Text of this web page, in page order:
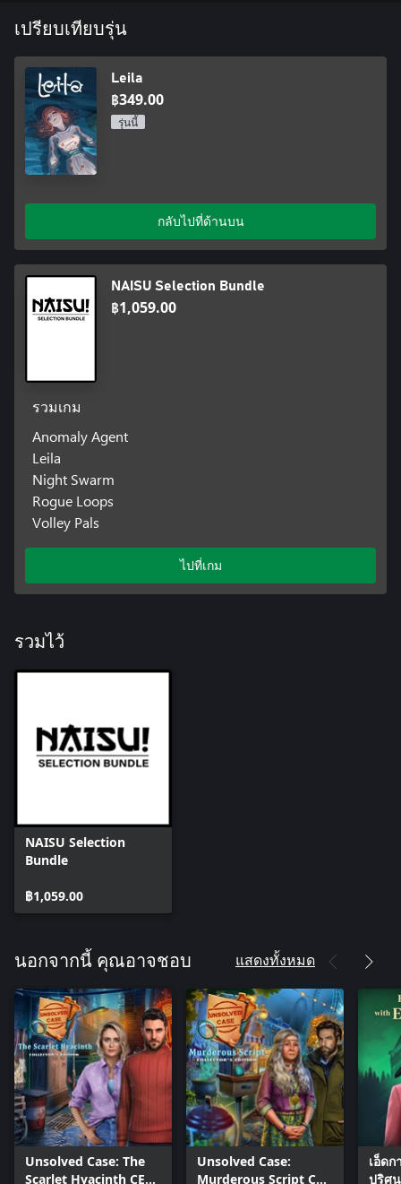
เปรียบเทียบรุ่น
Leila
฿349.00
รุ่นนี้
กลับไปที่ด้านบน
NAISU Selection Bundle
฿1,059.00
รวมเกม
Anomaly Agent
Leila
Night Swarm
Rogue Loops
Volley Pals
ไปที่เกม
รวมไว้
NAISU Selection
Bundle
฿1,059.00
นอกจากนี้ คุณอาจชอบ แสดงทั้งหมด
Unsolved Case: The
Scarlet Hyacinth CE
Unsolved Case:
Murderous Script CE
เอ็ด
ปริศ